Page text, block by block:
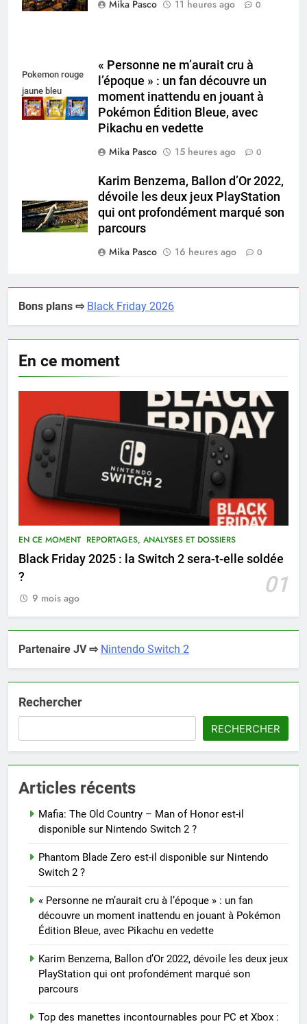
Mika Pasco 11 heures ago 0
Pokemon rouge
jaune bleu
« Personne ne m’aurait cru à
l’époque » : un fan découvre un
moment inattendu en jouant à
Pokémon Édition Bleue, avec
Pikachu en vedette
Mika Pasco
15 heures ago 0
Karim Benzema, Ballon d’Or 2022,
dévoile les deux jeux PlayStation
qui ont profondément marqué son
parcours
Mika Pasco
16 heures ago 0
Bons plans ⇨ Black Friday 2026
En ce moment
EN CE MOMENT REPORTAGES, ANALYSES ET DOSSIERS
Black Friday 2025 : la Switch 2 sera-t-elle soldée
?
01
9 mois ago
Partenaire JV ⇨ Nintendo Switch 2
Rechercher
RECHERCHER
Articles récents
Mafia: The Old Country – Man of Honor est-il
disponible sur Nintendo Switch 2 ?
Phantom Blade Zero est-il disponible sur Nintendo
Switch 2 ?
« Personne ne m’aurait cru à l’époque » : un fan
découvre un moment inattendu en jouant à Pokémon
Édition Bleue, avec Pikachu en vedette
Karim Benzema, Ballon d’Or 2022, dévoile les deux jeux
PlayStation qui ont profondément marqué son
parcours
Top des manettes incontournables pour PC et Xbox :